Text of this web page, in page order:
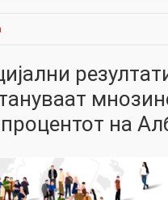
на